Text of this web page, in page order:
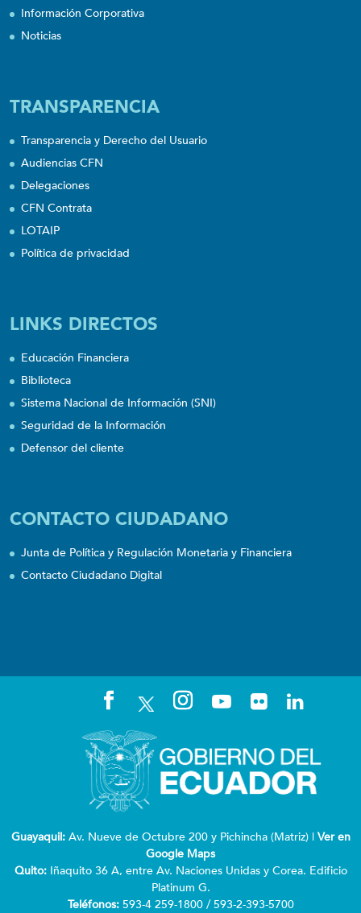
Información Corporativa
Noticias
TRANSPARENCIA
Transparencia y Derecho del Usuario
Audiencias CFN
Delegaciones
CFN Contrata
LOTAIP
Política de privacidad
LINKS DIRECTOS
Educación Financiera
Biblioteca
Sistema Nacional de Información (SNI)
Seguridad de la Información
Defensor del cliente
CONTACTO CIUDADANO
Junta de Política y Regulación Monetaria y Financiera
Contacto Ciudadano Digital
Guayaquil:Av. Nueve de Octubre 200 y Pichincha (Matriz) | Ver en
Google Maps
Quito: Iñaquito 36 A, entre Av. Naciones Unidas y Corea. Edificio
Platinum G.
Teléfonos:593-4 259-1800 / 593-2-393-5700